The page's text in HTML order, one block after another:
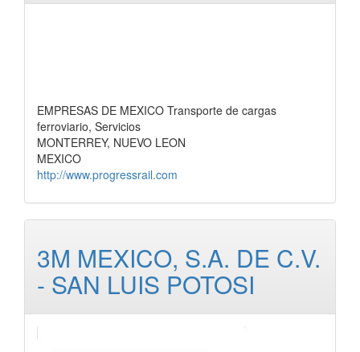
EMPRESAS DE MEXICO Transporte de cargas
ferroviario, Servicios
MONTERREY, NUEVO LEON
MEXICO
http://www.progressrail.com
3M MEXICO, S.A. DE C.V.
- SAN LUIS POTOSI